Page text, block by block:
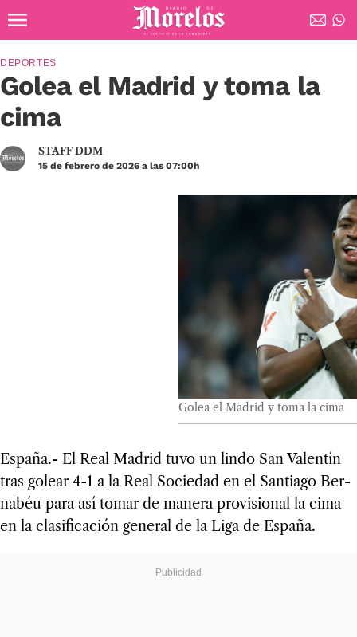
Diario de Morelos
Golea el Madrid y toma la
cima
DEPORTES
STAFF DDM
15 de febrero de 2026 a las 07:00h
Golea el Madrid y toma la cima
España.- El Real Madrid tuvo un lindo San Valen­tín
tras golear 4-1 a la Real Socie­dad en el San­tiago Ber­
na­béu para así tomar de manera pro­vi­sio­nal la cima
en la cla­si­fi­ca­ción gene­ral de la Liga de España.